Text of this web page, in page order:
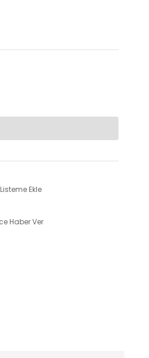
Ekle
Haber Ver